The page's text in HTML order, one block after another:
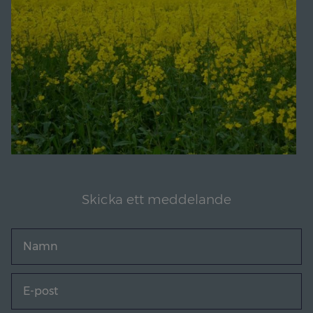
Skicka ett meddelande